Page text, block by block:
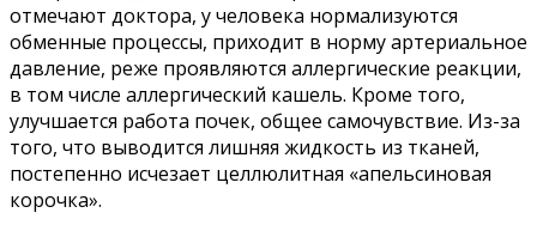
отмечают доктора, у человека нормализуются
обменные процессы, приходит в норму артериальное
давление, реже проявляются аллергические реакции,
в том числе аллергический кашель. Кроме того,
улучшается работа почек, общее самочувствие. Из-за
того, что выводится лишняя жидкость из тканей,
постепенно исчезает целлюлитная «апельсиновая
корочка».